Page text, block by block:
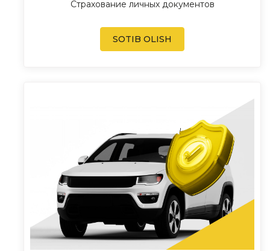
Страхование личных документов
SOTIB OLISH